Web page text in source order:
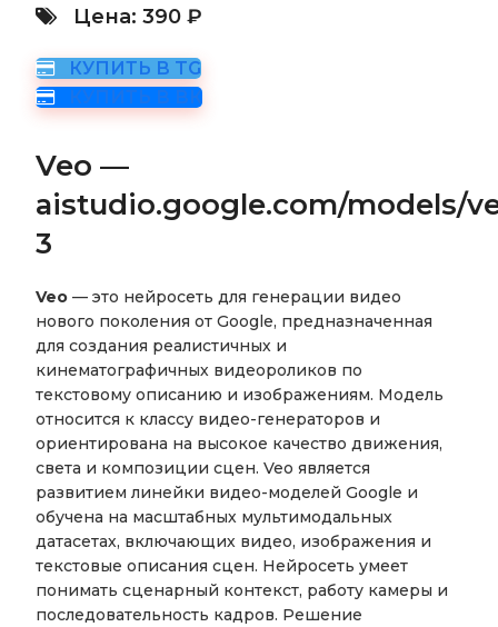
Цена: 390 ₽
КУПИТЬ В TG
КУПИТЬ В ВК
Veo —
aistudio.google.com/models/
3
Veo — это нейросеть для генерации видео
нового поколения от Google, предназначенная
для создания реалистичных и
кинематографичных видеороликов по
текстовому описанию и изображениям. Модель
относится к классу видео-генераторов и
ориентирована на высокое качество движения,
света и композиции сцен. Veo является
развитием линейки видео-моделей Google и
обучена на масштабных мультимодальных
датасетах, включающих видео, изображения и
текстовые описания сцен. Нейросеть умеет
понимать сценарный контекст, работу камеры и
последовательность кадров. Решение